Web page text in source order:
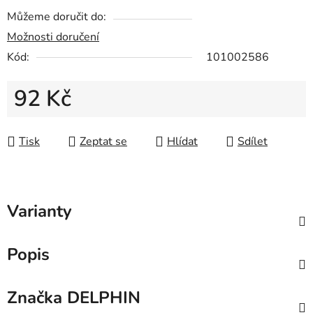
Můžeme doručit do:
Možnosti doručení
Kód:
101002586
92 Kč
Tisk
Zeptat se Hlídat Sdílet
Varianty
Popis
Značka DELPHIN